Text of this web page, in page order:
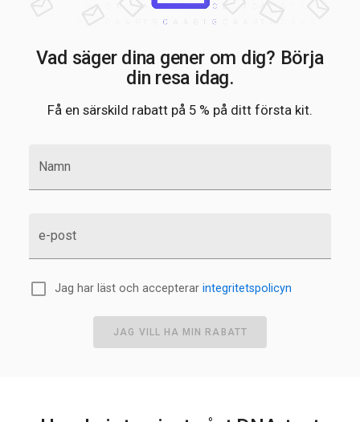
Vad säger dina gener om dig? Börja
din resa idag.
Få en särskild rabatt på 5 % på ditt första kit.
Namn
e-post
Jag har läst och accepterar integritetspolicyn
JAG VILL HA MIN RABATT